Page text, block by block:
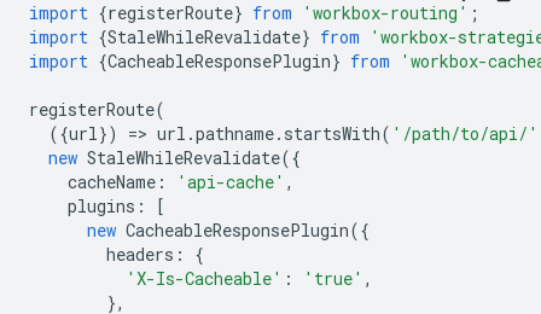
import {registerRoute} from 'workbox-routing' ;
import {StaleWhileRevalidate} from
'workbox-
import {CacheableResponsePlugin} from 'workbox-
registerRoute(
({url}) => url .pathname. startsWith( '/path/to/api/'
new StaleWhileRevalidate({
cacheName : 'api-cache' ,
plugins :
[
new CacheableResponsePlugin({
headers :
{
'X-Is-Cacheable' : 'true' ,
},